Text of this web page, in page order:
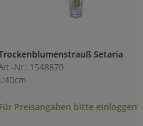
Ruskus gold
Für